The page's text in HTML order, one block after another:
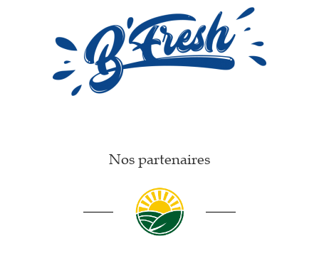
Nos partenaires